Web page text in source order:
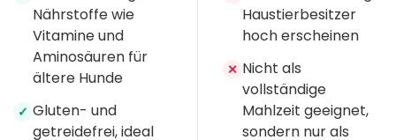
Nährstoffe wie
Vitamine und
Aminosäuren für
ältere Hunde
✓ Gluten- und
getreidefrei, ideal
Haustierbesitzer
hoch erscheinen
✕ Nicht als
vollständige
Mahlzeit geeignet,
sondern nur als